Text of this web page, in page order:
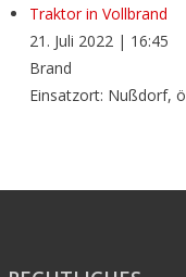
Traktor in Vollbrand
21. Juli 2022| 16:45
Brand
Einsatzort: Nußdorf,